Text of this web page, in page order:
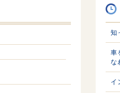
知
車
な
イ